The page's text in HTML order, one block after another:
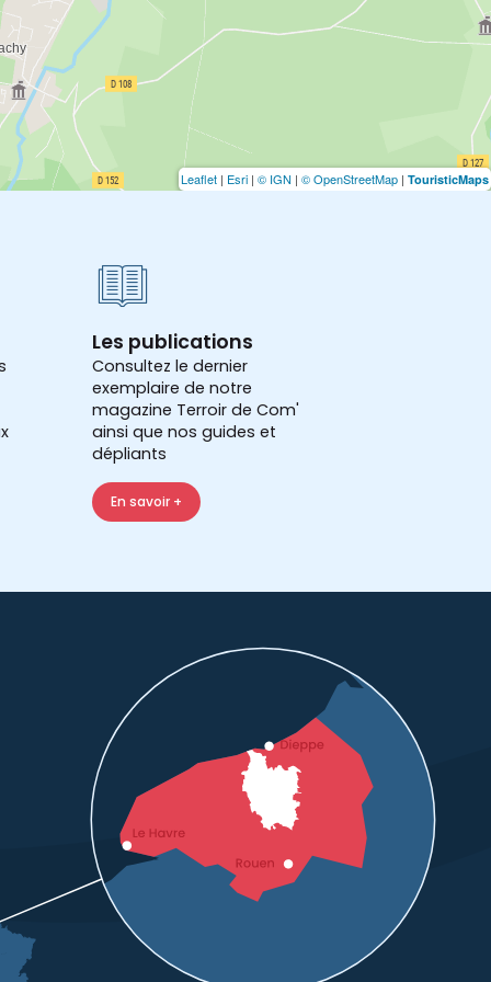
Leaflet | Esri | © IGN | © OpenStreetMap | TouristicMaps
Les publications
Consultez le dernier
exemplaire de notre
magazine Terroir de Com'
ainsi que nos guides et
dépliants
En savoir +